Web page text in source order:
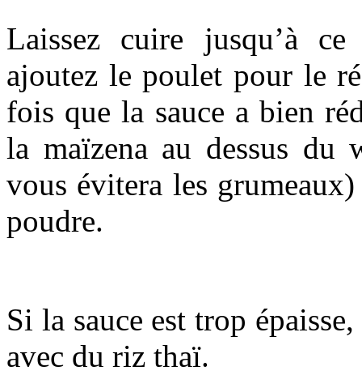
Laissez cuire jusqu’à
ajoutez le poulet pour le
fois que la sauce a bien
la maïzena au dessus
vous évitera les
poudre.
Si la sauce est trop
avec du riz thaï.